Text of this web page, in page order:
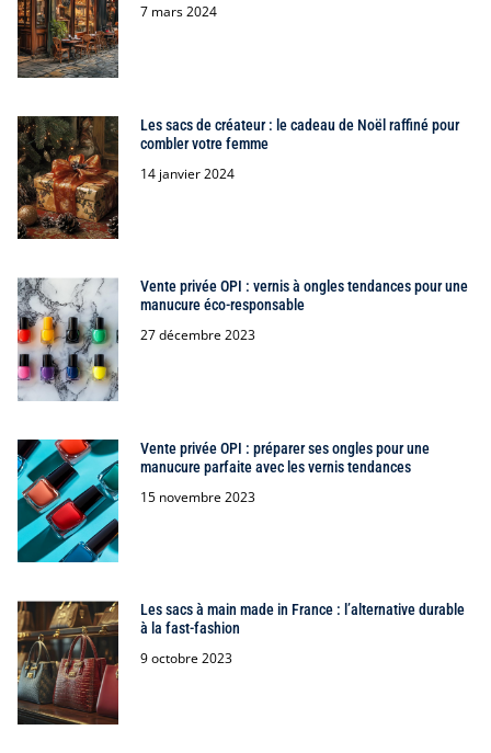
7 mars 2024
Les sacs de créateur : le cadeau de Noël raffiné pour
combler votre femme
14 janvier 2024
Vente privée OPI : vernis à ongles tendances pour une
manucure éco-responsable
27 décembre 2023
Vente privée OPI : préparer ses ongles pour une
manucure parfaite avec les vernis tendances
15 novembre 2023
Les sacs à main made in France : l’alternative durable
à la fast-fashion
9 octobre 2023